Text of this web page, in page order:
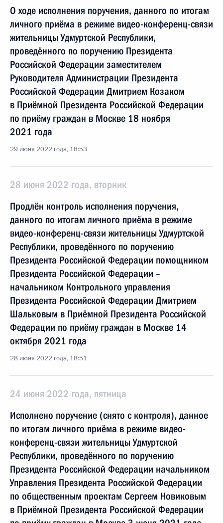
О ходе исполнения поручения, данного по итогам
личного приёма в режиме видео-конференц-связи
жительницы Удмуртской Республики,
проведённого по поручению Президента
Российской Федерации заместителем
Руководителя Администрации Президента
Российской Федерации Дмитрием Козаком
в Приёмной Президента Российской Федерации
по приёму граждан в Москве 18 ноября
2021 года
29 июня 2022 года, 18:53
28 июня 2022 года, вторник
Продлён контроль исполнения поручения,
данного по итогам личного приёма в режиме
видео-конференц-связи жительницы Удмуртской
Республики, проведённого по поручению
Президента Российской Федерации помощником
Президента Российской Федерации –
начальником Контрольного управления
Президента Российской Федерации Дмитрием
Шальковым в Приёмной Президента Российской
Федерации по приёму граждан в Москве 14
октября 2021 года
28 июня 2022 года, 18:51
24 июня 2022 года, пятница
Исполнено поручение (снято с контроля), данное
по итогам личного приёма в режиме видео-
конференц-связи жительницы Удмуртской
Республики, проведённого по поручению
Президента Российской Федерации начальником
Управления Президента Российской Федерации
по общественным проектам Сергеем Новиковым
в Приёмной Президента Российской Федерации